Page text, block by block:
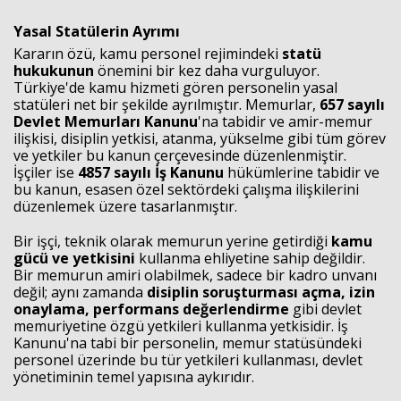
Yasal Statülerin Ayrımı
Kararın özü, kamu personel rejimindeki statü
hukukunun önemini bir kez daha vurguluyor.
Türkiye'de kamu hizmeti gören personelin yasal
statüleri net bir şekilde ayrılmıştır. Memurlar, 657 sayılı
Devlet Memurları Kanunu'na tabidir ve amir-memur
ilişkisi, disiplin yetkisi, atanma, yükselme gibi tüm görev
ve yetkiler bu kanun çerçevesinde düzenlenmiştir.
İşçiler ise 4857 sayılı İş Kanunu hükümlerine tabidir ve
bu kanun, esasen özel sektördeki çalışma ilişkilerini
düzenlemek üzere tasarlanmıştır.
Bir işçi, teknik olarak memurun yerine getirdiği kamu
gücü ve yetkisini kullanma ehliyetine sahip değildir.
Bir memurun amiri olabilmek, sadece bir kadro unvanı
değil; aynı zamanda disiplin soruşturması açma, izin
onaylama, performans değerlendirme gibi devlet
memuriyetine özgü yetkileri kullanma yetkisidir. İş
Kanunu'na tabi bir personelin, memur statüsündeki
personel üzerinde bu tür yetkileri kullanması, devlet
yönetiminin temel yapısına aykırıdır.